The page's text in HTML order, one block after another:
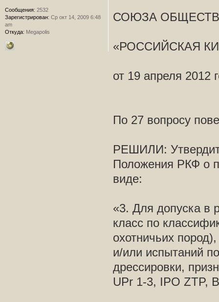
СОЮЗА
«РОССИЙСКАЯ
от 19 апреля 2012
По 27 вопросу
РЕШИЛИ:
Положения РКФ о
виде:
«3. Для допуска в
класс по
охотничьих
и/или испытаний
дрессировки,
UPr 1-3, IPO ZTP,
Сообщения: 2532
Зарегистрирован: Ср окт 14, 2009 6:48
am
Откуда: Megapolis